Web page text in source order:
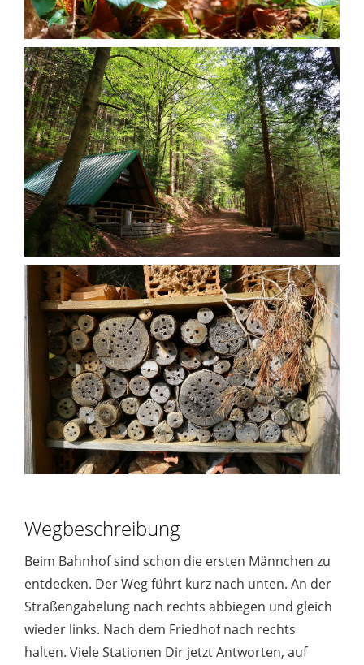
Wegbeschreibung
Beim Bahnhof sind schon die ersten Männchen zu
entdecken. Der Weg führt kurz nach unten. An der
Straßengabelung nach rechts abbiegen und gleich
wieder links. Nach dem Friedhof nach rechts
halten. Viele Stationen Dir jetzt Antworten, auf